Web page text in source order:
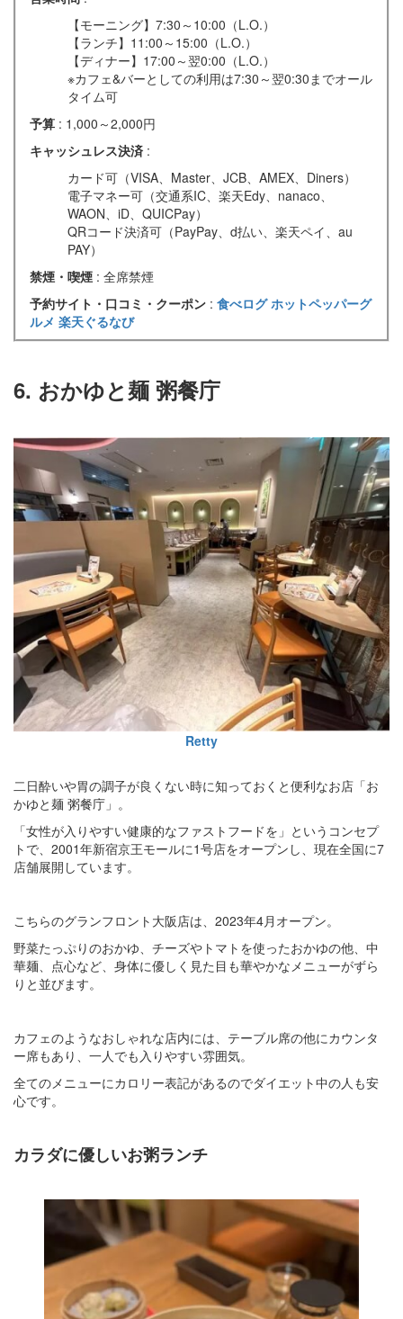
【モーニング】7:30～10:00（L.O.）
【ランチ】11:00～15:00（L.O.）
【ディナー】17:00～翌0:00（L.O.）
※カフェ&バーとしての利用は7:30～翌0:30までオール
タイム可
予算 : 1,000～2,000円
キャッシュレス決済 :
カード可（VISA、Master、JCB、AMEX、Diners）
電子マネー可（交通系IC、楽天Edy、nanaco、
WAON、iD、QUICPay）
QRコード決済可（PayPay、d払い、楽天ペイ、au
PAY）
禁煙・喫煙 : 全席禁煙
予約サイト・口コミ・クーポン : 食べログホットペッパーグ
ルメ 楽天ぐるなび
6. おかゆと麺 粥餐庁
Retty
二日酔いや胃の調子が良くない時に知っておくと便利なお店「お
かゆと麺 粥餐庁」。
「女性が入りやすい健康的なファストフードを」というコンセプ
トで、2001年新宿京王モールに1号店をオープンし、現在全国に7
店舗展開しています。
こちらのグランフロント大阪店は、2023年4月オープン。
野菜たっぷりのおかゆ、チーズやトマトを使ったおかゆの他、中
華麺、点心など、身体に優しく見た目も華やかなメニューがずら
りと並びます。
カフェのようなおしゃれな店内には、テーブル席の他にカウンタ
ー席もあり、一人でも入りやすい雰囲気。
全てのメニューにカロリー表記があるのでダイエット中の人も安
心です。
カラダに優しいお粥ランチ